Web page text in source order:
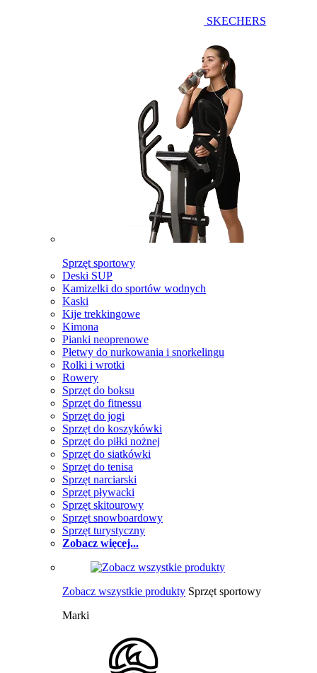
SKECHERS
Sprzęt sportowy
Deski SUP
Kamizelki do sportów wodnych
Kaski
Kije trekkingowe
Kimona
Pianki neoprenowe
Płetwy do nurkowania i snorkelingu
Rolki i wrotki
Rowery
Sprzęt do boksu
Sprzęt do fitnessu
Sprzęt do jogi
Sprzęt do koszykówki
Sprzęt do piłki nożnej
Sprzęt do siatkówki
Sprzęt do tenisa
Sprzęt narciarski
Sprzęt pływacki
Sprzęt skitourowy
Sprzęt snowboardowy
Sprzęt turystyczny
Zobacz więcej...
Zobacz wszystkie produkty Sprzęt sportowy
Marki